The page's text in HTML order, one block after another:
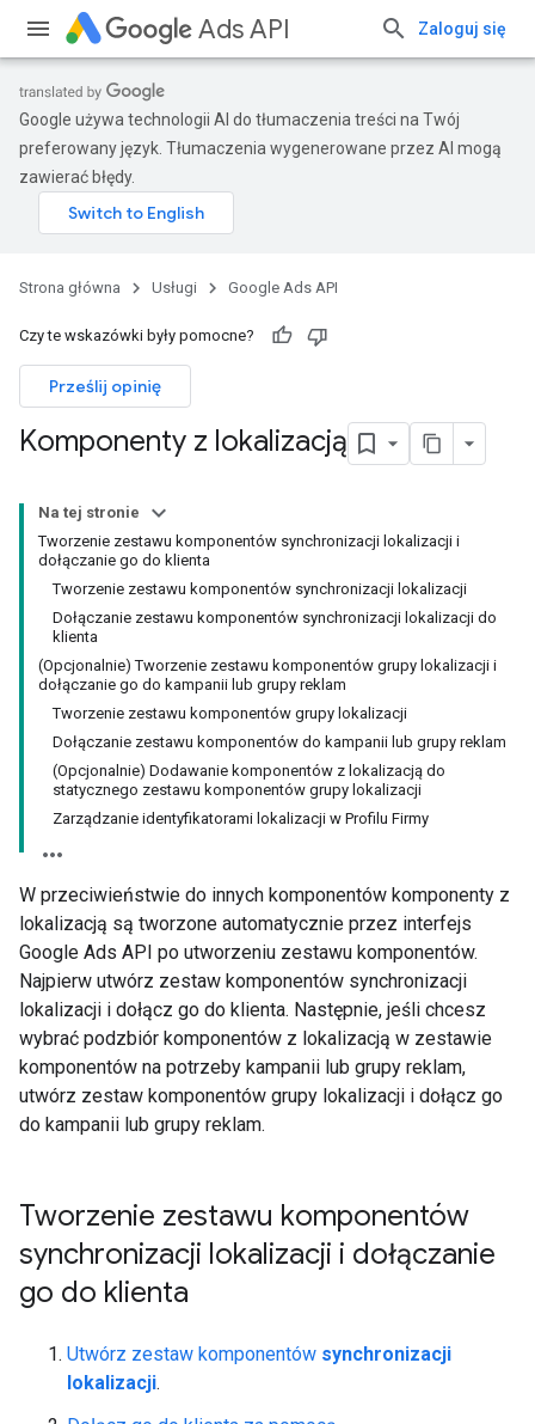
Ads API Zaloguj się
Google używa technologii AI do tłumaczenia treści na Twój
preferowany język. Tłumaczenia wygenerowane przez AI mogą
zawierać błędy.
Strona główna Usługi Google Ads API
Czy te wskazówki były pomocne?
Prześlij opinię
Komponenty z lokalizacją
Na tej stronie
Tworzenie zestawu komponentów synchronizacji lokalizacji i
dołączanie go do klienta
Tworzenie zestawu komponentów synchronizacji lokalizacji
Dołączanie zestawu komponentów synchronizacji lokalizacji do
klienta
(Opcjonalnie) Tworzenie zestawu komponentów grupy lokalizacji i
dołączanie go do kampanii lub grupy reklam
Tworzenie zestawu komponentów grupy lokalizacji
Dołączanie zestawu komponentów do kampanii lub grupy reklam
(Opcjonalnie) Dodawanie komponentów z lokalizacją do
statycznego zestawu komponentów grupy lokalizacji
Zarządzanie identyfikatorami lokalizacji w Profilu Firmy
W przeciwieństwie do innych komponentów komponenty z
lokalizacją są tworzone automatycznie przez interfejs
Google Ads API po utworzeniu zestawu komponentów.
Najpierw utwórz zestaw komponentów synchronizacji
lokalizacji i dołącz go do klienta. Następnie, jeśli chcesz
wybrać podzbiór komponentów z lokalizacją w zestawie
komponentów na potrzeby kampanii lub grupy reklam,
utwórz zestaw komponentów grupy lokalizacji i dołącz go
do kampanii lub grupy reklam.
Tworzenie zestawu komponentów
synchronizacji lokalizacji i dołączanie
go do klienta
Utwórz zestaw komponentów synchronizacji
lokalizacji.